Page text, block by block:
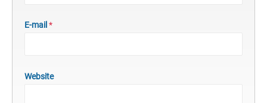
E-mail *
Website